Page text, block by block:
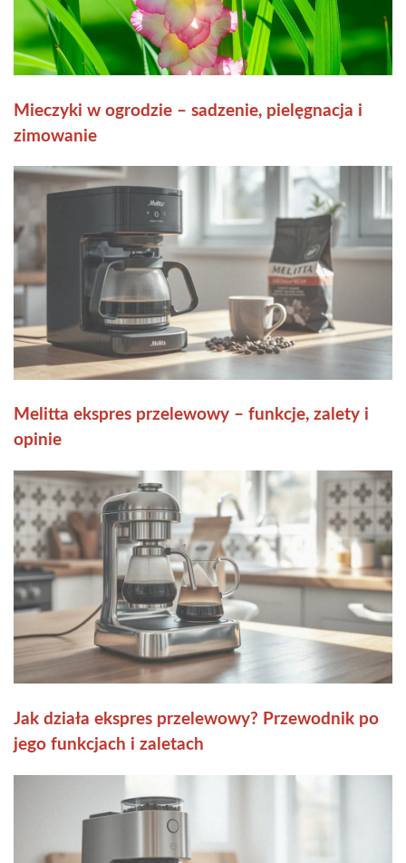
Mieczyki w ogrodzie – sadzenie, pielęgnacja i
zimowanie
Melitta ekspres przelewowy – funkcje, zalety i
opinie
Jak działa ekspres przelewowy? Przewodnik po
jego funkcjach i zaletach